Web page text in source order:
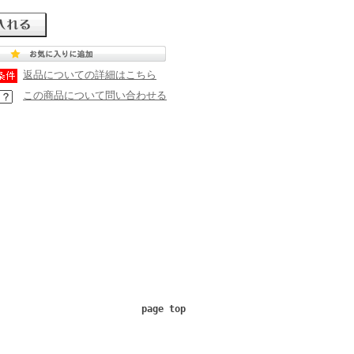
返品についての詳細はこちら
この商品について問い合わせる
page top